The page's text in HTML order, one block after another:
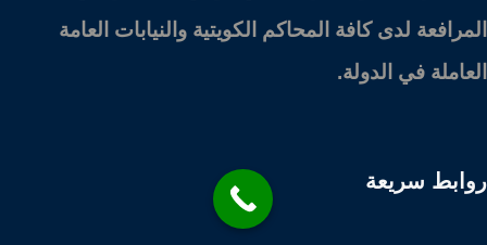
المرافعة لدى كافة المحاكم الكويتية والنيابات العامة
العاملة في الدولة.
روابط سريعة